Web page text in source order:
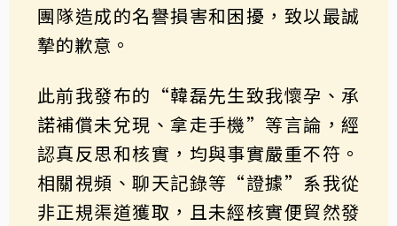
團隊造成的名譽損害和困擾，致以最誠
摯的歉意。
此前我發布的“韓磊先生致我懷孕、承
諾補償未兌現、拿走手機”等言論，經
認真反思和核實，均與事實嚴重不符。
相關視頻、聊天記錄等“證據”系我從
非正規渠道獲取，且未經核實便貿然發